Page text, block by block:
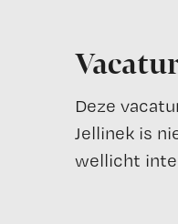
Deze
Jellinek is
wellicht